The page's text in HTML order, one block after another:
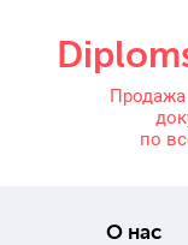
по
О нас